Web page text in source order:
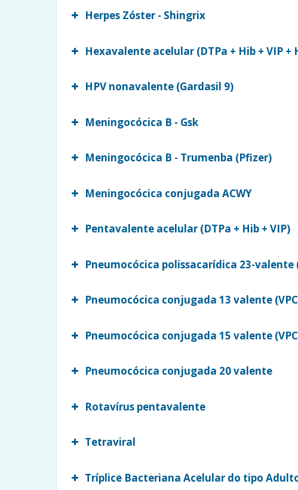
Herpes Zóster - Shingrix
Hexavalente acelular (DTPa + Hib + VIP +
HPV nonavalente (Gardasil 9)
Meningocócica B - Gsk
Meningocócica B - Trumenba (Pfizer)
Meningocócica conjugada ACWY
Pentavalente acelular (DTPa + Hib + VIP)
Pneumocócica polissacarídica 23-valente
Pneumocócica conjugada 13 valente
Pneumocócica conjugada 15 valente
Pneumocócica conjugada 20 valente
Rotavírus pentavalente
Tetraviral
Tríplice Bacteriana Acelular do tipo